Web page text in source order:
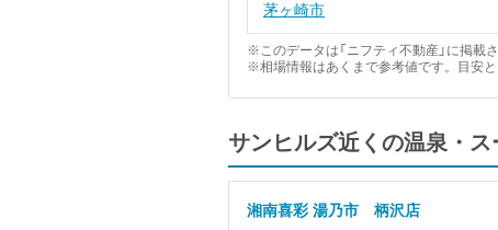
茅ヶ崎市
※このデータは「ニフティ不動産」に掲
※相場情報はあくまで参考値です。目安と
サンヒルズ近くの温泉・
湘南喜彩 湯乃市 柄沢店